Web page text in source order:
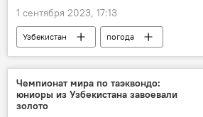
1 сентября 2023, 17:13
Узбекистан
погода
погода в Узбекистане
прогноз
прогноз погоды по Узбекистану
Чемпионат мира по таэквондо:
юниоры из Узбекистана завоевали
золото